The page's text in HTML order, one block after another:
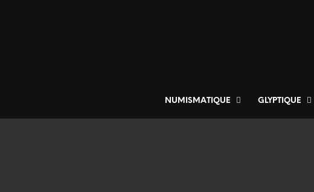
NUMISMATIQUE GLYPTIQUE